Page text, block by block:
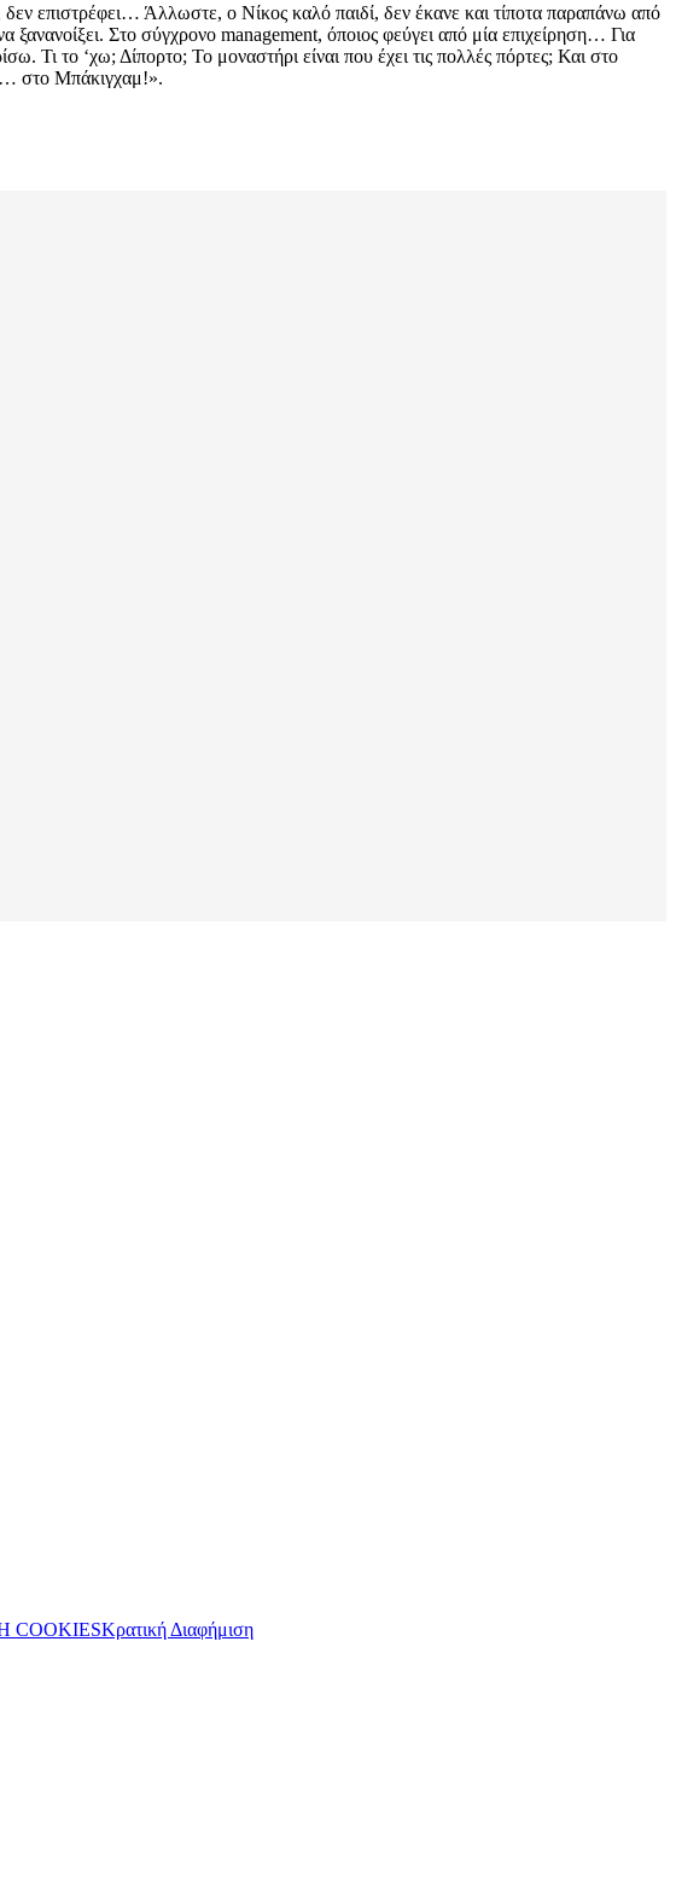
επιστρέφει… Άλλωστε, ο Νίκος καλό παιδί, δεν έκανε και τίποτα παραπάνω από
Στο σύγχρονο management, όποιος φεύγει από μία επιχείρηση… Για
το ‘χω; Δίπορτο; Το μοναστήρι είναι που έχει τις πολλές πόρτες; Και στο
στο Μπάκιγχαμ!».
COOKIESΚρατική Διαφήμιση